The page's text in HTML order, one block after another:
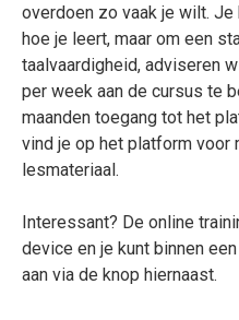
overdoen zo vaak je wilt.
hoe je leert, maar om een
taalvaardigheid, adviseren
per week aan de cursus te
maanden toegang tot het
vind je op het platform voor
lesmateriaal.
Interessant? De online
device en je kunt binnen
aan via de knop hiernaast.